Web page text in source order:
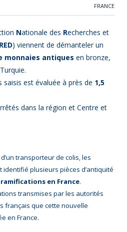
FRANCE
Nationale des Recherches et
) viennent de démanteler un
monnaies antiques en bronze,
est évaluée à près de 1,5
dans la région et Centre et
transporteur de colis, les
identifié plusieurs pièces d’antiquité
ramifications en France.
transmises par les autorités
français que cette nouvelle
en France.